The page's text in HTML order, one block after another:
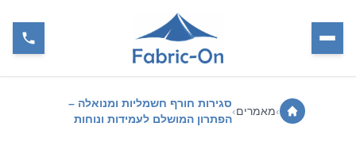
›מאמרים›
סגירות חורף חשמליות ומנואלה –
הפתרון המושלם לעמידות ונוחות